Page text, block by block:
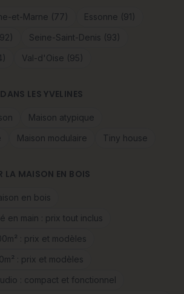
et-Marne (77)
Essonne (91)
Seine-Saint-Denis (93)
Val-d'Oise (95)
LES YVELINES
Maison atypique
Maison modulaire Tiny house
LA MAISON EN BOIS
en bois
en main : prix tout inclus
: prix et modèles
: prix et modèles
: compact et fonctionnel